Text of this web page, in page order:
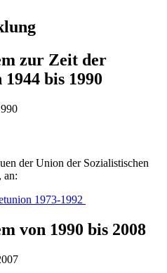
zur Zeit der
bis 1990
der Union der Sozialistischen
an:
1973-1992
von 1990 bis 2008